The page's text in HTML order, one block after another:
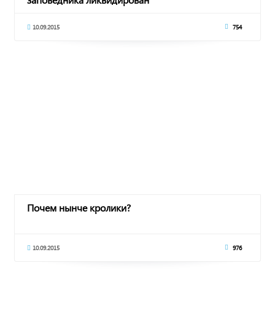
10.09.2015 754
Почем нынче кролики?
10.09.2015 976